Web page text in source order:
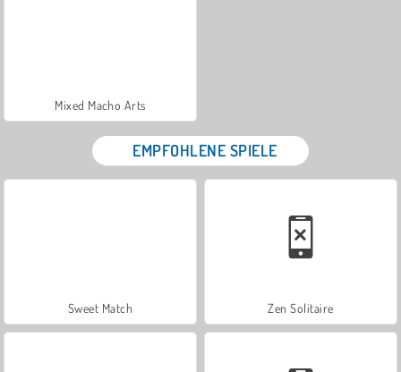
Mixed Macho Arts
EMPFOHLENE SPIELE
Sweet Match Zen Solitaire